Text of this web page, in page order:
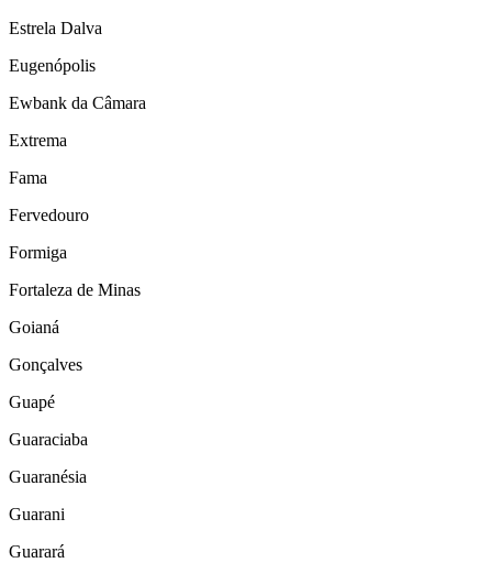
Estrela Dalva
Eugenópolis
Ewbank da Câmara
Extrema
Fama
Fervedouro
Formiga
Fortaleza de Minas
Goianá
Gonçalves
Guapé
Guaraciaba
Guaranésia
Guarani
Guarará